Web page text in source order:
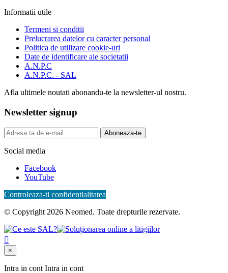
Informatii utile
Termeni si conditii
Prelucrarea datelor cu caracter personal
Politica de utilizare cookie-uri
Date de identificare ale societatii
A.N.P.C
A.N.P.C. - SAL
Afla ultimele noutati abonandu-te la newsletter-ul nostru.
Newsletter signup
Aboneaza-te
Social media
Facebook
YouTube
Controleaza-ti confidentialitatea
© Copyright 2026 Neomed. Toate drepturile rezervate.

×
Intra in cont Intra in cont